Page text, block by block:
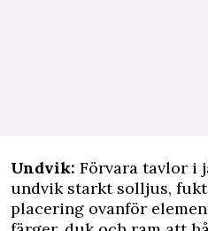
Undvik: Förvara tavlor i
undvik starkt solljus,
placering ovanför